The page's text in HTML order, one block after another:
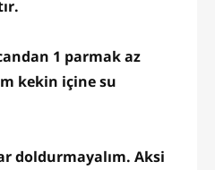
1 parmak az
kekin içine su
doldurmayalım. Aksi